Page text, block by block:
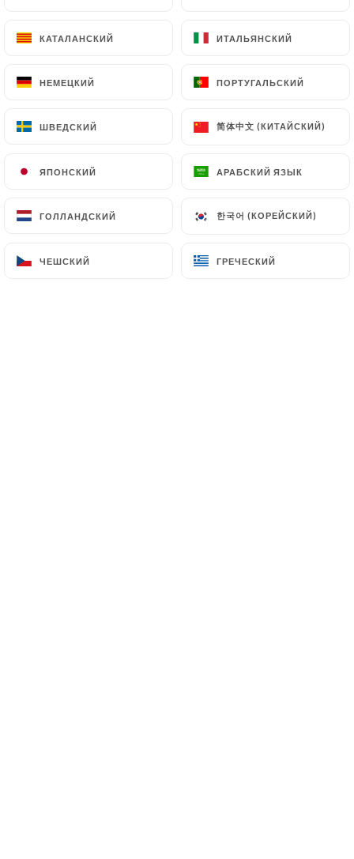
КАТАЛАНСКИЙ ИТАЛЬЯНСКИЙ
НЕМЕЦКИЙ ПОРТУГАЛЬСКИЙ
ШВЕДСКИЙ 简体中文 (КИТАЙСКИЙ)
ЯПОНСКИЙ АРАБСКИЙ ЯЗЫК
ГОЛЛАНДСКИЙ 한국어 (КОРЕЙСКИЙ)
ЧЕШСКИЙ ГРЕЧЕСКИЙ
КАТАЛАНСКИЙ ИТАЛЬЯНСКИЙ
НЕМЕЦКИЙ ПОРТУГАЛЬСКИЙ
ШВЕДСКИЙ 简体中文 (КИТАЙСКИЙ)
ЯПОНСКИЙ АРАБСКИЙ ЯЗЫК
ГОЛЛАНДСКИЙ 한국어 (КОРЕЙСКИЙ)
ЧЕШСКИЙ ГРЕЧЕСКИЙ